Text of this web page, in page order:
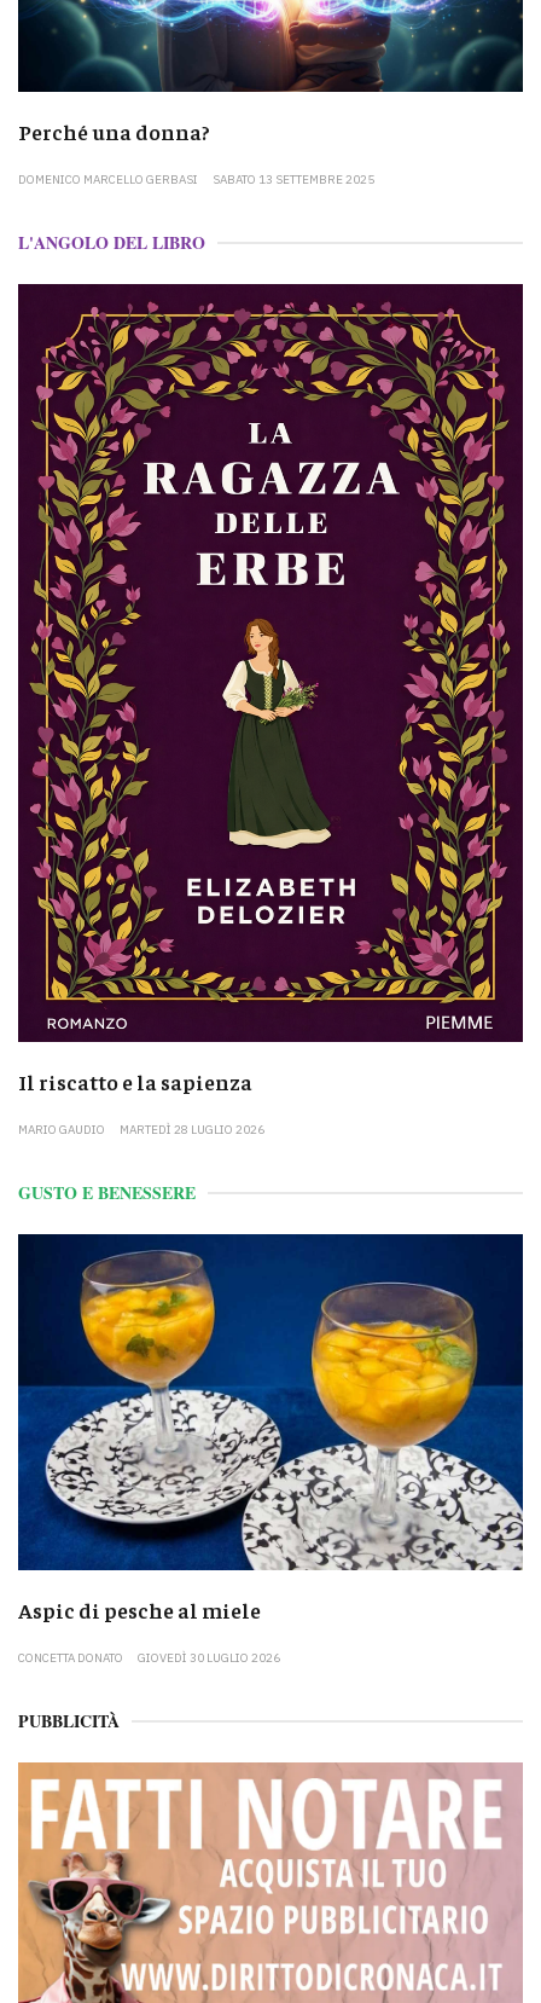
Perché una donna?
DOMENICO MARCELLO GERBASI SABATO 13 SETTEMBRE 2025
L'ANGOLO DEL LIBRO
Il riscatto e la sapienza
MARIO GAUDIO MARTEDÌ 28 LUGLIO 2026
GUSTO E BENESSERE
Aspic di pesche al miele
CONCETTA DONATO GIOVEDÌ 30 LUGLIO 2026
PUBBLICITÀ